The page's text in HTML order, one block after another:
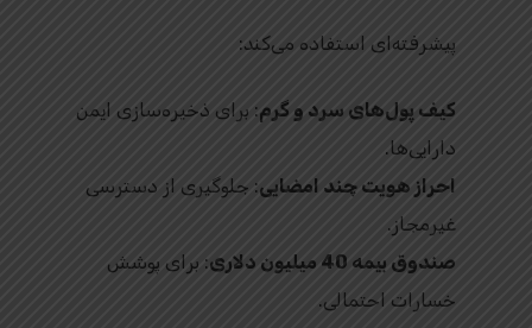
پیشرفته‌ای استفاده می‌کند:
کیف پول‌های سرد و گرم: برای ذخیره‌سازی ایمن
دارایی‌ها.
احراز هویت چند امضایی: جلوگیری از دسترسی
غیرمجاز.
صندوق بیمه 40 میلیون دلاری
: برای پوشش
خسارات احتمالی.